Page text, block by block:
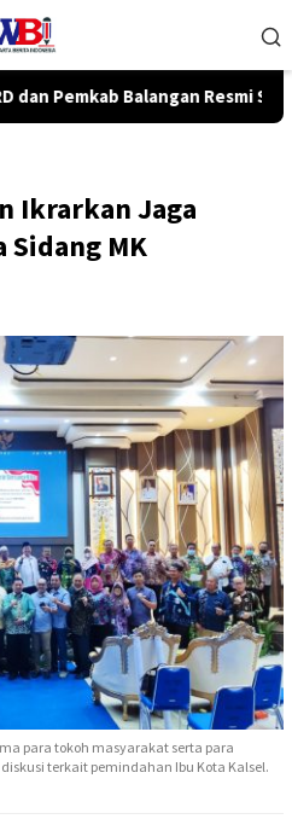
Perubahan APBD 2026
Ikrarkan Jaga
Sidang MK
para tokoh masyarakat serta para
terkait pemindahan Ibu Kota Kalsel.